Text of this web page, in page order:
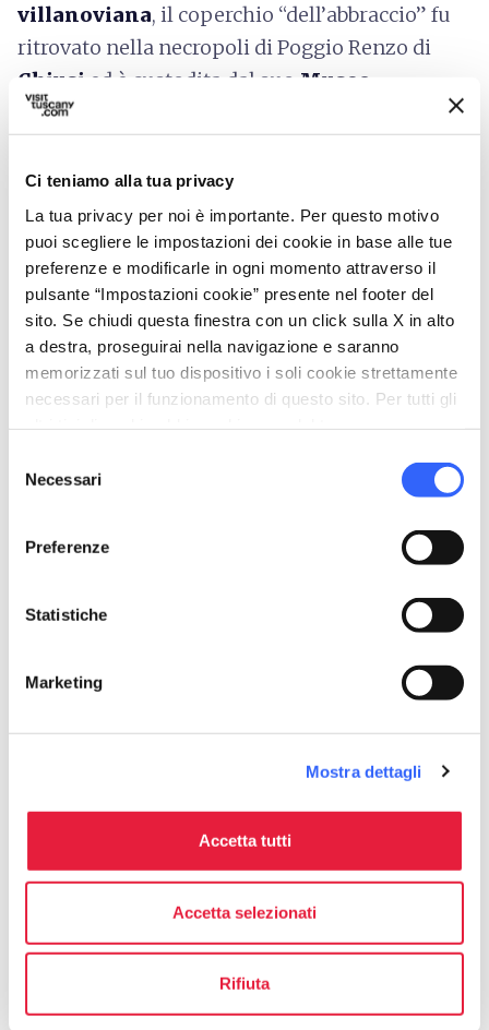
Ci teniamo alla tua privacy
La tua privacy per noi è importante. Per questo motivo
puoi scegliere le impostazioni dei cookie in base alle tue
preferenze e modificarle in ogni momento attraverso il
pulsante “Impostazioni cookie” presente nel footer del
sito. Se chiudi questa finestra con un click sulla X in alto
a destra, proseguirai nella navigazione e saranno
memorizzati sul tuo dispositivo i soli cookie strettamente
necessari per il funzionamento di questo sito. Per tutti gli
delNecessari
Preferenze
Statistiche
Marketing
Mostra dettagli
Accetta tutti
Accetta selezionati
Rifiuta
villanoviana, il coperchio “dell’abbraccio” fu
ritrovato nella necropoli di Poggio Renzo di
Chiusi ed è custodita dal suo Museo
Nazionale Etrusco di Chiusi
immortalati in un abbraccio, da qui il nome;
destinato a un canopo, ovvero un vaso dalle
rappresentazioni antropomorfe, era parte di
un corredo funerario ed era dove venivano
riposte le ceneri del defunto.
directions Come arrivare
Indicazioni
Il "Cappellone"
Il Cappellone - Credit: Toscana Terra Etrusca
Statua acroteriale in terracotta